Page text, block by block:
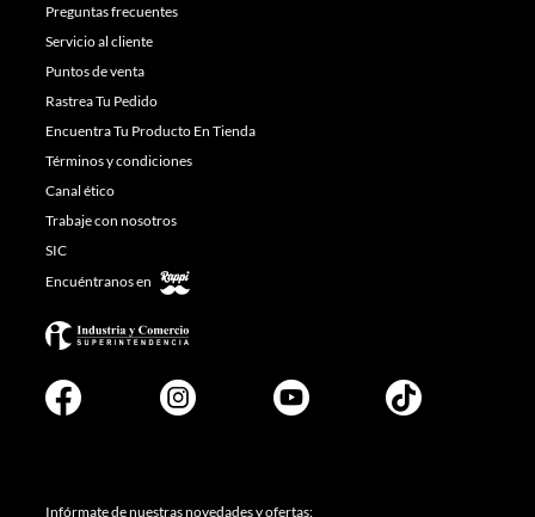
Preguntas frecuentes
Servicio al cliente
Puntos de venta
Rastrea Tu Pedido
Encuentra Tu Producto En Tienda
Términos y condiciones
Canal ético
Trabaje con nosotros
SIC
Encuéntranos en
Infórmate de nuestras novedades y ofertas: